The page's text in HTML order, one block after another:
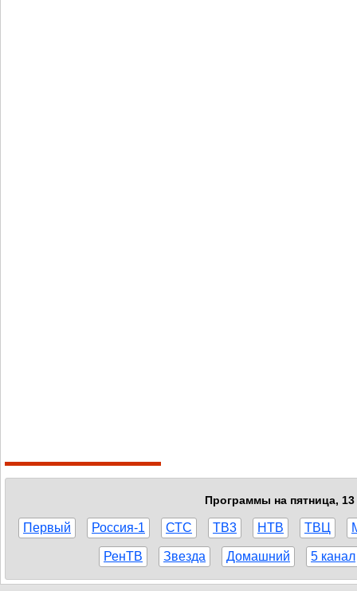
Программы на пятница, 13
Первый Россия-1 СТС ТВ3 НТВ ТВЦ
РенТВ Звезда Домашний 5 канал